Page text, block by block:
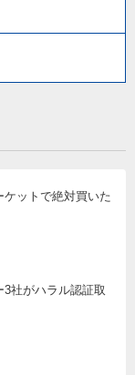
ケットで絶対買いた
社がハラル認証取